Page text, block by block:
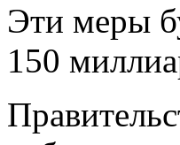
Эти меры
150